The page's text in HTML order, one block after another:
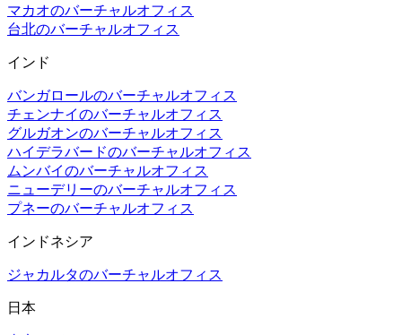
マカオのバーチャルオフィス
台北のバーチャルオフィス
インド
バンガロールのバーチャルオフィス
チェンナイのバーチャルオフィス
グルガオンのバーチャルオフィス
ハイデラバードのバーチャルオフィス
ムンバイのバーチャルオフィス
ニューデリーのバーチャルオフィス
プネーのバーチャルオフィス
インドネシア
ジャカルタのバーチャルオフィス
日本